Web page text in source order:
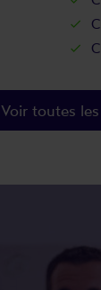
Voir toutes